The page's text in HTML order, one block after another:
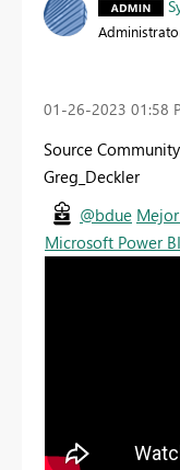
‎01-26-2023 01:58
Source
Greg_Deckler
@bdue
Microsoft Power BI